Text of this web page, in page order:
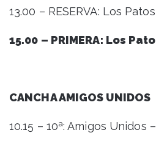
13.00 – RESERVA: Los
15.00 – PRIMERA: Los
CANCHA AMIGOS UNIDOS
10.15 – 10ª: Amigos Unidos